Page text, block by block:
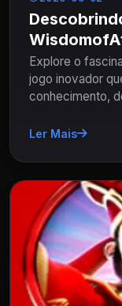
D34
Explore o
jogo inovador
conhecimento,
Ler Mais